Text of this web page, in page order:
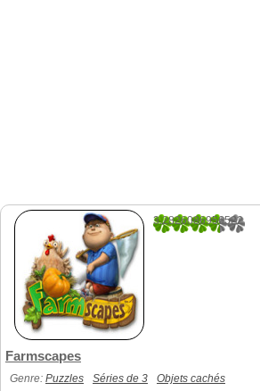
3.2826086956522
Farmscapes
Genre: Puzzles Séries de 3 Objets cachés